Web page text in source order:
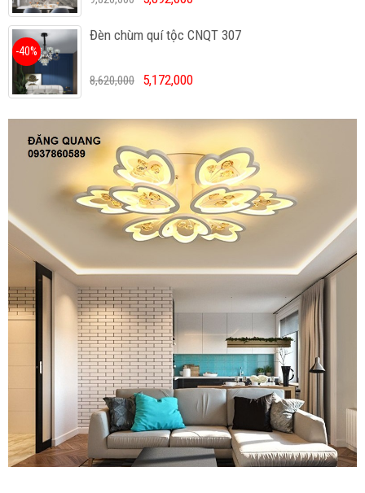
Đèn chùm quí tộc CNQT 307
-40%
8,620,000 5,172,000